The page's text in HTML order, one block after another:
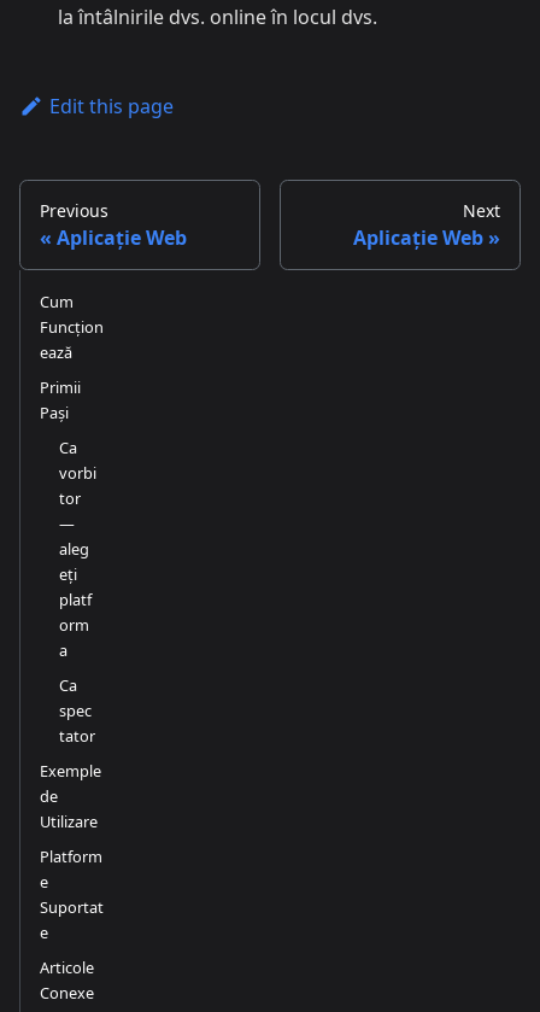
la întâlnirile dvs. online în locul dvs.
Edit this page
Previous
Aplicație Web
Next
Aplicație Web
Cum
Funcțion
ează
Primii
Pași
Ca
vorbi
tor
—
aleg
eți
platf
orm
a
Ca
spec
tator
Exemple
de
Utilizare
Platform
e
Suportat
e
Articole
Conexe